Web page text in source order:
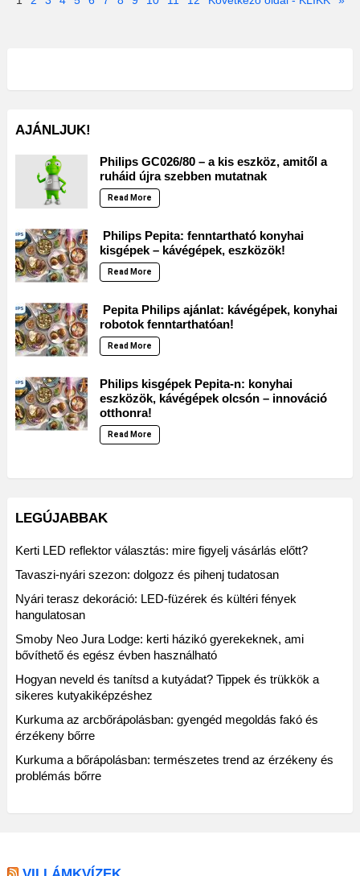
AJÁNLJUK!
Philips GC026/80 – a kis eszköz, amitől a
ruháid újra szebben mutatnak
Read More
Philips Pepita: fenntartható konyhai
kisgépek – kávégépek, eszközök!
Read More
Pepita Philips ajánlat: kávégépek, konyhai
robotok fenntarthatóan!
Read More
Philips kisgépek Pepita-n: konyhai
eszközök, kávégépek olcsón – innováció
otthonra!
Read More
LEGÚJABBAK
Kerti LED reflektor választás: mire figyelj vásárlás előtt?
Tavaszi-nyári szezon: dolgozz és pihenj tudatosan
Nyári terasz dekoráció: LED-füzérek és kültéri fények
hangulatosan
Smoby Neo Jura Lodge: kerti házikó gyerekeknek, ami
bővíthető és egész évben használható
Hogyan neveld és tanítsd a kutyádat? Tippek és trükkök a
sikeres kutyakiképzéshez
Kurkuma az arcbőrápolásban: gyengéd megoldás fakó és
érzékeny bőrre
Kurkuma a bőrápolásban: természetes trend az érzékeny és
problémás bőrre